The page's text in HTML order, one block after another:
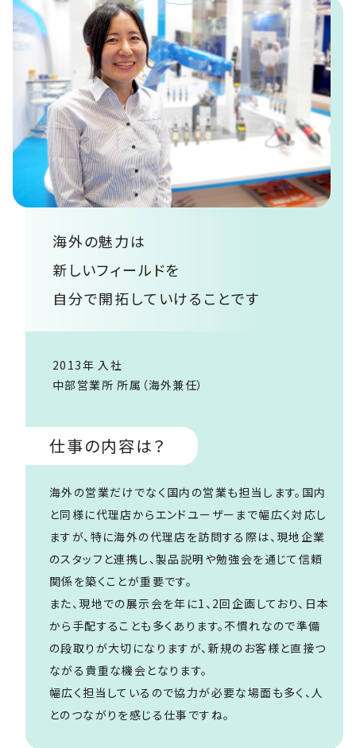
海外の魅力は
新しいフィールドを
自分で開拓していけることです
2013年 入社
中部営業所 所属（海外兼任）
仕事の内容は？
海外の営業だけでなく国内の営業も担当します。国内
と同様に代理店からエンドユーザーまで幅広く対応し
ますが、特に海外の代理店を訪問する際は、現地企業
のスタッフと連携し、製品説明や勉強会を通じて信頼
関係を築くことが重要です。
また、現地での展示会を年に1、2回企画しており、日本
から手配することも多くあります。不慣れなので準備
の段取りが大切になりますが、新規のお客様と直接つ
ながる貴重な機会となります。
幅広く担当しているので協力が必要な場面も多く、人
とのつながりを感じる仕事ですね。